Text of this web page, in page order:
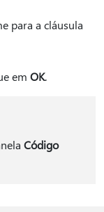
para a cláusula
em OK.
Código